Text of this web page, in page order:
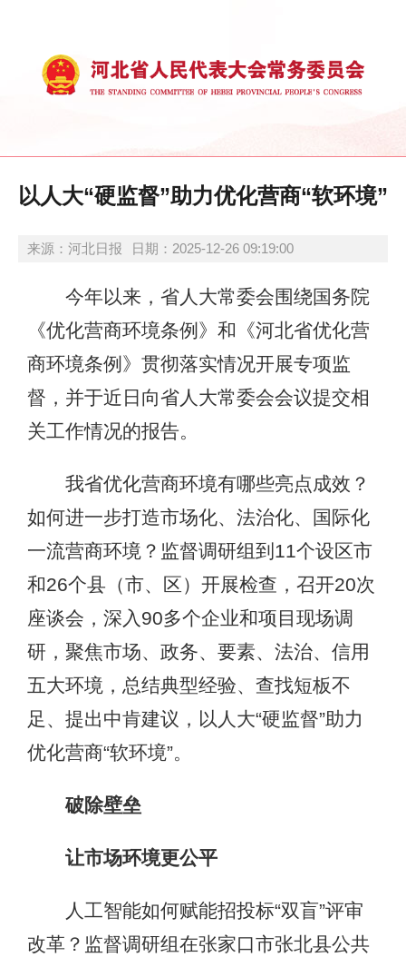
以人大“硬监督”助力优化营商“软环境”
来源：河北日报 日期：2025-12-26 09:19:00
今年以来，省人大常委会围绕国务院
《优化营商环境条例》和《河北省优化营
商环境条例》贯彻落实情况开展专项监
督，并于近日向省人大常委会会议提交相
关工作情况的报告。
我省优化营商环境有哪些亮点成效？
如何进一步打造市场化、法治化、国际化
一流营商环境？监督调研组到11个设区市
和26个县（市、区）开展检查，召开20次
座谈会，深入90多个企业和项目现场调
研，聚焦市场、政务、要素、法治、信用
五大环境，总结典型经验、查找短板不
足、提出中肯建议，以人大“硬监督”助力
优化营商“软环境”。
破除壁垒
让市场环境更公平
人工智能如何赋能招投标“双盲”评审
改革？监督调研组在张家口市张北县公共